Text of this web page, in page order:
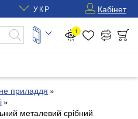
УКР Кабінет
1
приладдя
металевий срібний